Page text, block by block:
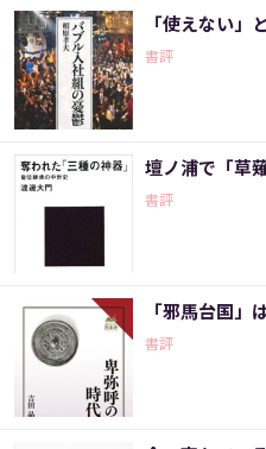
「使えない」
書評
壇ノ浦で「草
書評
「邪馬台国」
書評